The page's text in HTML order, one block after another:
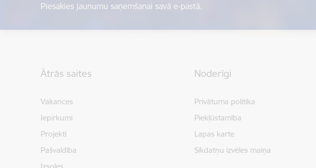
Piesakies jaunumu saņemšanai savā e-pastā.
Ātrās saites
Vakances
Iepirkumi
Projekti
Pašvaldība
Noderīgi
Privātuma politika
Piekļūstamība
Lapas karte
Sīkdatņu izvēles maiņa